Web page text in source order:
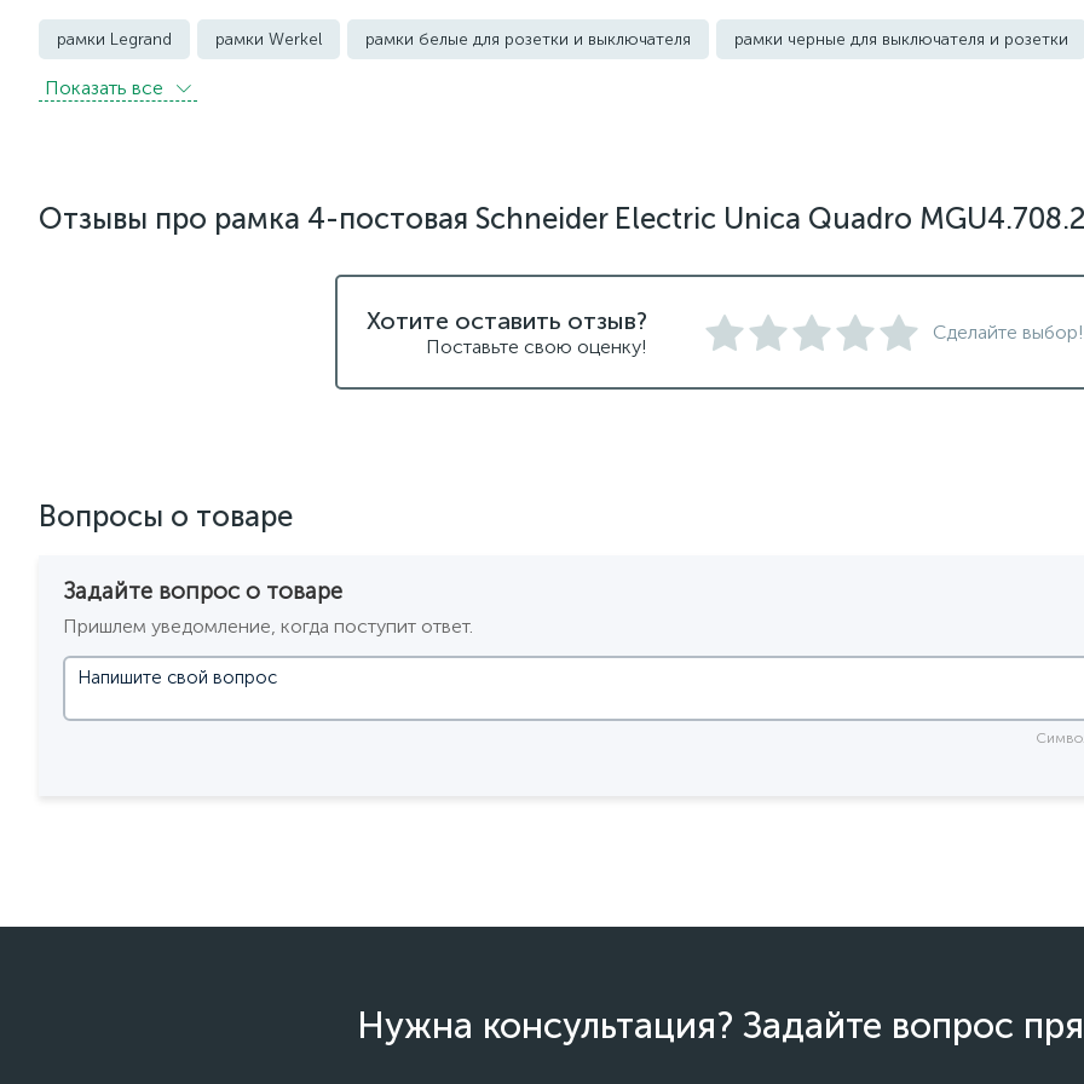
рамки Legrand рамки Werkel рамки белые для розетки и выключателя рамки черные для выключателя и розетки
рамки Эра
Показать всe
Отзывы про рамка 4-постовая Schneider Electric Unica Quadro
Хотите оставить отзыв?
Поставьте свою оценку!
Сделайте выбор!
Вопросы о товаре
Задайте вопрос о товаре
Пришлем уведомление, когда поступит ответ.
Нужна консультация? Задайте вопрос